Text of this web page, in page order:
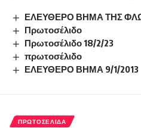
ΕΛΕΥΘΕΡΟ ΒΗΜΑ ΤΗΣ
Πρωτοσέλιδο
Πρωτοσέλιδο 18/2/23
πρωτοσέλιδο
ΕΛΕΥΘΕΡΟ ΒΗΜΑ 9/1/2013
ΠΡΩΤΟΣΈΛΙΔΑ